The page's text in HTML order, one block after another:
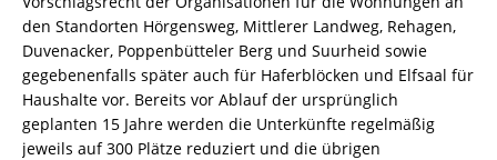
den Standorten Hörgensweg, Mittlerer Landweg, Rehagen,
Duvenacker, Poppenbütteler Berg und Suurheid sowie
gegebenenfalls später auch für Haferblöcken und Elfsaal für
Haushalte vor. Bereits vor Ablauf der ursprünglich
geplanten 15 Jahre werden die Unterkünfte regelmäßig
jeweils auf 300 Plätze reduziert und die übrigen